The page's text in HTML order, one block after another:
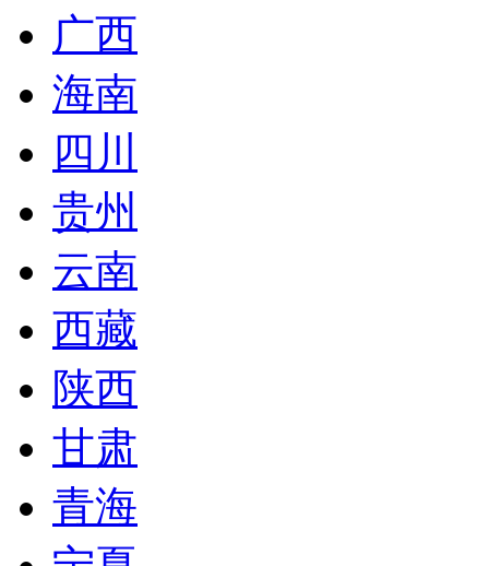
广西
海南
四川
贵州
云南
西藏
陕西
甘肃
青海